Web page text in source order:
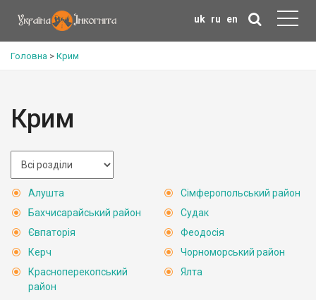
uk ru en
Головна > Крим
Крим
Алушта
Бахчисарайський район
Євпаторія
Керч
Красноперекопський
район
Сімферопольський район
Судак
Феодосія
Чорноморський район
Ялта